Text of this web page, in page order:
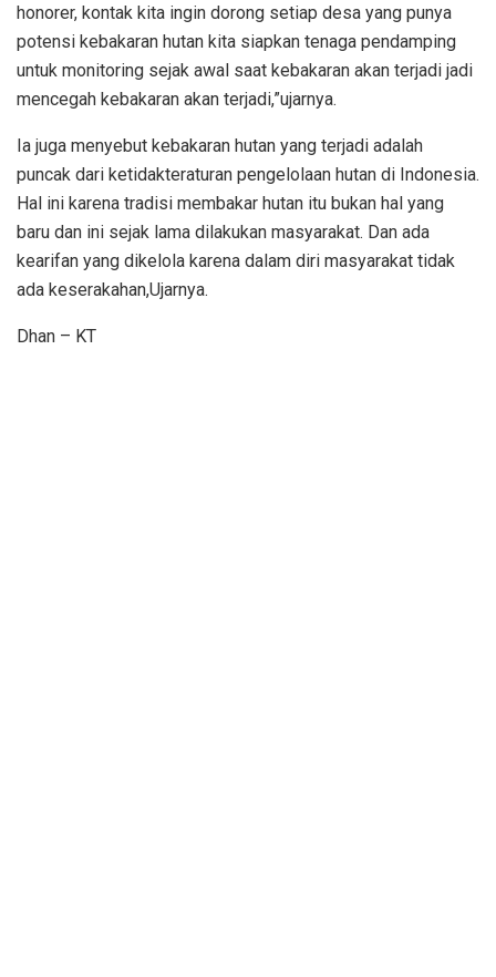
honorer, kontak kita ingin dorong setiap desa yang punya
potensi kebakaran hutan kita siapkan tenaga pendamping
untuk monitoring sejak awal saat kebakaran akan terjadi jadi
mencegah kebakaran akan terjadi,”ujarnya.
Ia juga menyebut kebakaran hutan yang terjadi adalah
puncak dari ketidakteraturan pengelolaan hutan di Indonesia.
Hal ini karena tradisi membakar hutan itu bukan hal yang
baru dan ini sejak lama dilakukan masyarakat. Dan ada
kearifan yang dikelola karena dalam diri masyarakat tidak
ada keserakahan,Ujarnya.
Dhan – KT